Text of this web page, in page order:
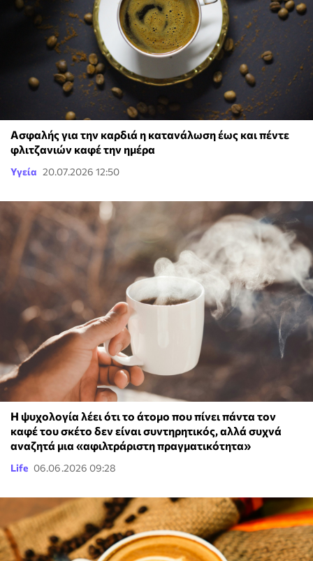
Ασφαλής για την καρδιά η κατανάλωση έως και πέντε
φλιτζανιών καφέ την ημέρα
Υγεία 20.07.2026 12:50
Η ψυχολογία λέει ότι το άτομο που πίνει πάντα τον
καφέ του σκέτο δεν είναι συντηρητικός, αλλά συχνά
αναζητά μια «αφιλτράριστη πραγματικότητα»
Life 06.06.2026 09:28